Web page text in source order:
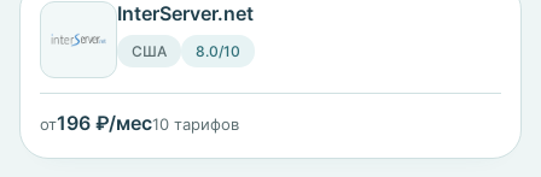
InterServer.net
США 8.0/10
от196 ₽/мес10 тарифов